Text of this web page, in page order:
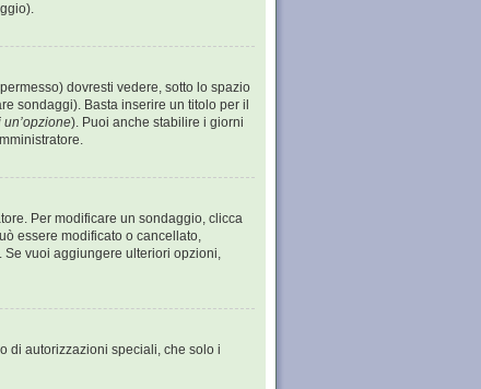
dovresti vedere, sotto lo spazio
sondaggi). Basta inserire un titolo per il
). Puoi anche stabilire i giorni
Per modificare un sondaggio, clicca
essere modificato o cancellato,
Se vuoi aggiungere ulteriori opzioni,
di autorizzazioni speciali, che solo i